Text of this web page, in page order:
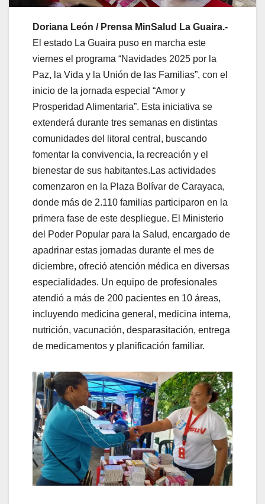
Doriana León / Prensa MinSalud La Guaira.-
El estado La Guaira puso en marcha este
viernes el programa “Navidades 2025 por la
Paz, la Vida y la Unión de las Familias”, con el
inicio de la jornada especial “Amor y
Prosperidad Alimentaria”. Esta iniciativa se
extenderá durante tres semanas en distintas
comunidades del litoral central, buscando
fomentar la convivencia, la recreación y el
bienestar de sus habitantes. Las actividades
comenzaron en la Plaza Bolívar de Carayaca,
donde más de 2.110 familias participaron en la
primera fase de este despliegue. El Ministerio
del Poder Popular para la Salud, encargado de
apadrinar estas jornadas durante el mes de
diciembre, ofreció atención médica en diversas
especialidades. Un equipo de profesionales
atendió a más de 200 pacientes en 10 áreas,
incluyendo medicina general, medicina interna,
nutrición, vacunación, desparasitación, entrega
de medicamentos y planificación familiar.